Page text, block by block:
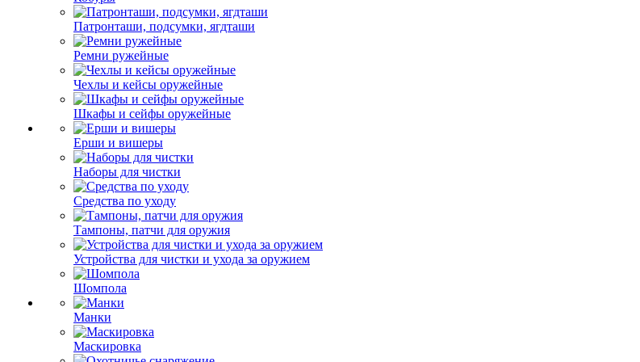
Патронташи, подсумки, ягдташи
Ремни ружейные
Чехлы и кейсы оружейные
Шкафы и сейфы оружейные
Ерши и вишеры
Наборы для чистки
Средства по уходу
Тампоны, патчи для оружия
Устройства для чистки и ухода за оружием
Шомпола
Манки
Маскировка